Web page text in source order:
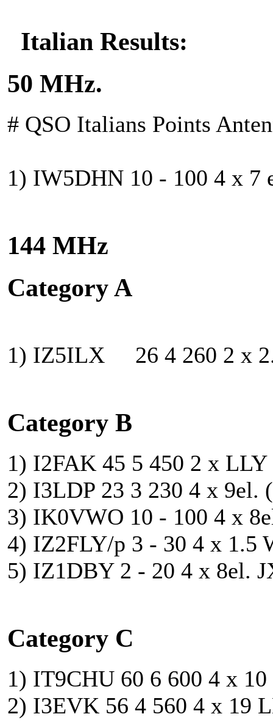
Italian Results:
50 MHz.
# QSO Italians Points
1) IW5DHN 10 - 100 4 x 7
144 MHz
Category A
1) IZ5ILX 26 4 260 2 x
Category B
1) I2FAK 45 5 450 2 x LLY
2) I3LDP 23 3 230 4 x 9el.
3) IK0VWO 10 - 100 4 x
4) IZ2FLY/p 3 - 30 4 x 1.5
5) IZ1DBY 2 - 20 4 x 8el.
Category C
1) IT9CHU 60 6 600 4 x
2) I3EVK 56 4 560 4 x 19